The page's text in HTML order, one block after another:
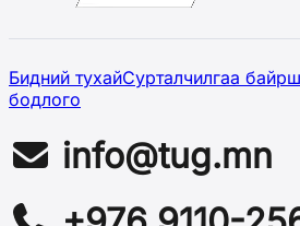
Бидний тухайСурталчилгаа
бодлого
info@tug.mn